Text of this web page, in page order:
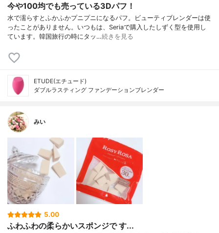
今や100均でも売っている3Dパフ！
水で濡らすとふかふかプニプニになるパフ。ビューティブレンダーは使
ったことがありません。いつもは、Seriaで購入したしずく型を使用し
ています。韓国旅行の時にタッ…続きを見る
ETUDE(エチュード)
ダブルラスティング ファンデーションブレンダー
みい
5.00
ふわふわの柔らかいスポンジで す...